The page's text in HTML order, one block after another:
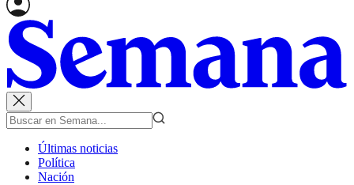
Últimas noticias
Política
Nación